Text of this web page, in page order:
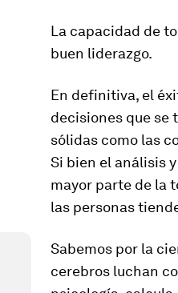
La capacidad de
buen liderazgo.
En definitiva, el
decisiones que se
sólidas como las
Si bien el análisis
mayor parte de la
las personas
Sabemos por la
cerebros luchan